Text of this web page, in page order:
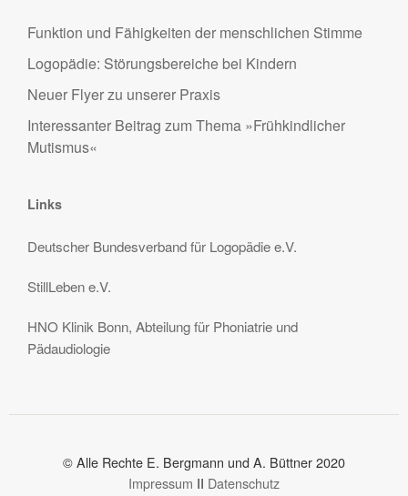
Funktion und Fähigkeiten der menschlichen Stimme
Logopädie: Störungsbereiche bei Kindern
Neuer Flyer zu unserer Praxis
Interessanter Beitrag zum Thema »Frühkindlicher
Mutismus«
Links
Deutscher Bundesverband für Logopädie e.V.
StillLeben e.V.
HNO Klinik Bonn, Abteilung für Phoniatrie und
Pädaudiologie
© Alle Rechte E. Bergmann und A. Büttner 2020
Impressum II Datenschutz